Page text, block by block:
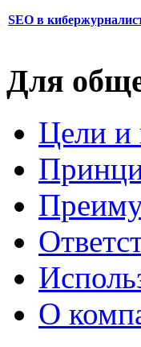
SEO в
Для
Цели и
О